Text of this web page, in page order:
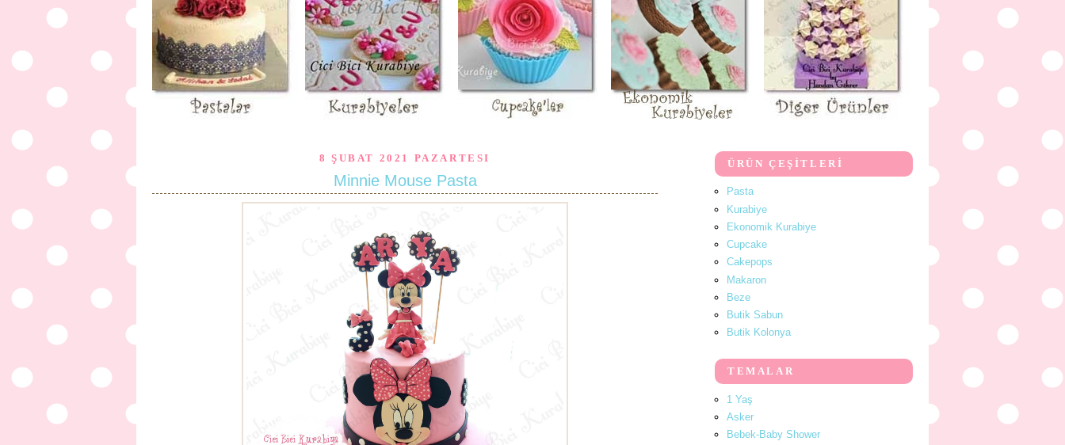
8 ŞUBAT 2021 PAZARTESI
Minnie Mouse Pasta
ÜRÜN ÇEŞİTLERİ
Pasta
Kurabiye
Ekonomik Kurabiye
Cupcake
Cakepops
Makaron
Beze
Butik Sabun
Butik Kolonya
TEMALAR
1 Yaş
Asker
Bebek-Baby Shower